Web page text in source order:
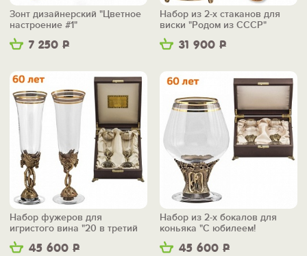
7 250 Р
Зонт дизайнерский "Цветное
настроение #1"
31 900 Р
Набор из 2-х стаканов для
виски "Родом из СССР"
45 600 Р
Набор фужеров для
игристого вина "20 в третий
раз"
45 600 Р
Набор из 2-х бокалов для
коньяка "С юбилеем!
Шестьдесят!"